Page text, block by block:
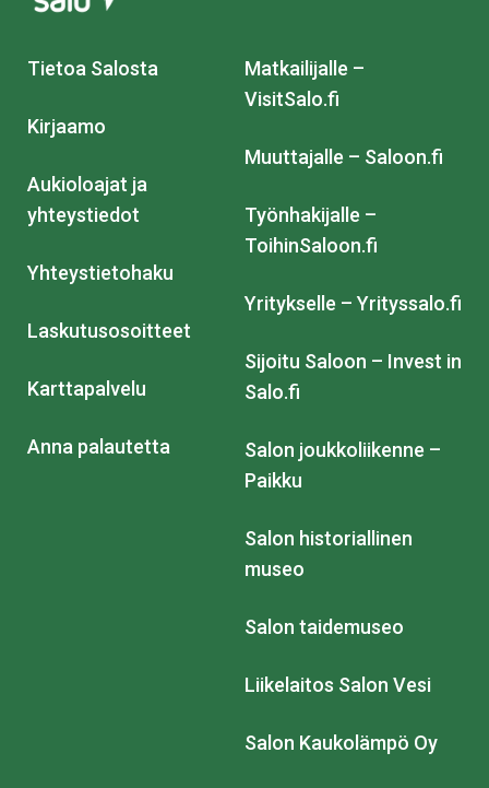
Tietoa Salosta
Kirjaamo
Aukioloajat ja
yhteystiedot
Yhteystietohaku
Laskutusosoitteet
Karttapalvelu
Anna palautetta
Matkailijalle –
VisitSalo.fi
Muuttajalle – Saloon.fi
Työnhakijalle –
ToihinSaloon.fi
Yritykselle – Yrityssalo.fi
Sijoitu Saloon – Invest in
Salo.fi
Salon joukkoliikenne –
Paikku
Salon historiallinen
museo
Salon taidemuseo
Liikelaitos Salon Vesi
Salon Kaukolämpö Oy